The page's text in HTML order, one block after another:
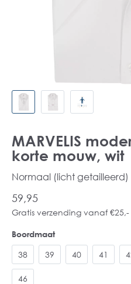
MARVELIS
korte mouw, wit
Normaal (licht getailleerd)
59,95
Gratis verzending vanaf €25,-
Boordmaat
38 39 40 41
46